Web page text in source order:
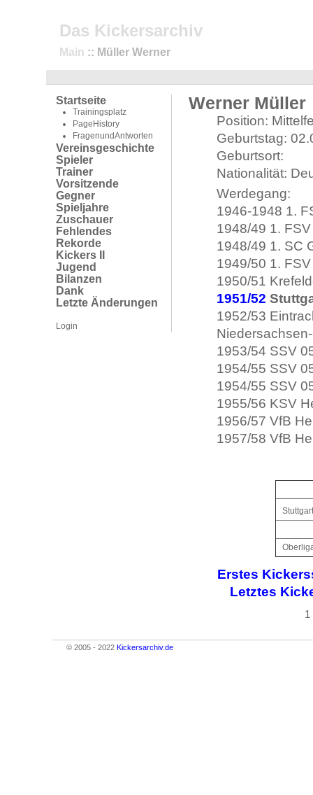
Das Kickersarchiv
Main :: Müller Werner
Startseite
Trainingsplatz
PageHistory
FragenundAntworten
Vereinsgeschichte
Spieler
Trainer
Vorsitzende
Gegner
Spieljahre
Zuschauer
Fehlendes
Rekorde
Kickers II
Jugend
Bilanzen
Dank
Letzte Änderungen
Login
Werner Müller
Position:
Geburtstag:
Geburtsort:
Nationalität:
Werdegang:
1946-1948 1.
1948/49 1.
1948/49 1. SC
1949/50 1.
1950/51
1951/52
1952/53
1953/54 SSV
1954/55 SSV
1954/55 SSV
1955/56 KSV
1956/57 VfB
1957/58 VfB
Erstes
Letztes
1
© 2005 - 2022 Kickersarchiv.de